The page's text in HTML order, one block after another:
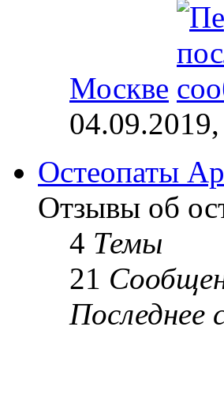
Москве
Остеопаты
Отзывы об
4 Темы
21
Последнее